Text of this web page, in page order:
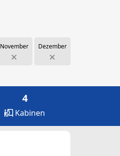
November Dezember
4
Kabinen